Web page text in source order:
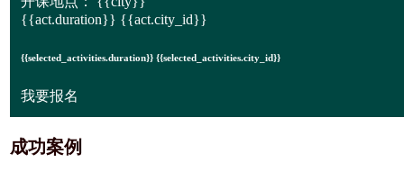
{{act.duration}} {{act.city_id}}
{{selected_activities.duration}} {{selected_activities.city_id}}
我要报名
成功案例